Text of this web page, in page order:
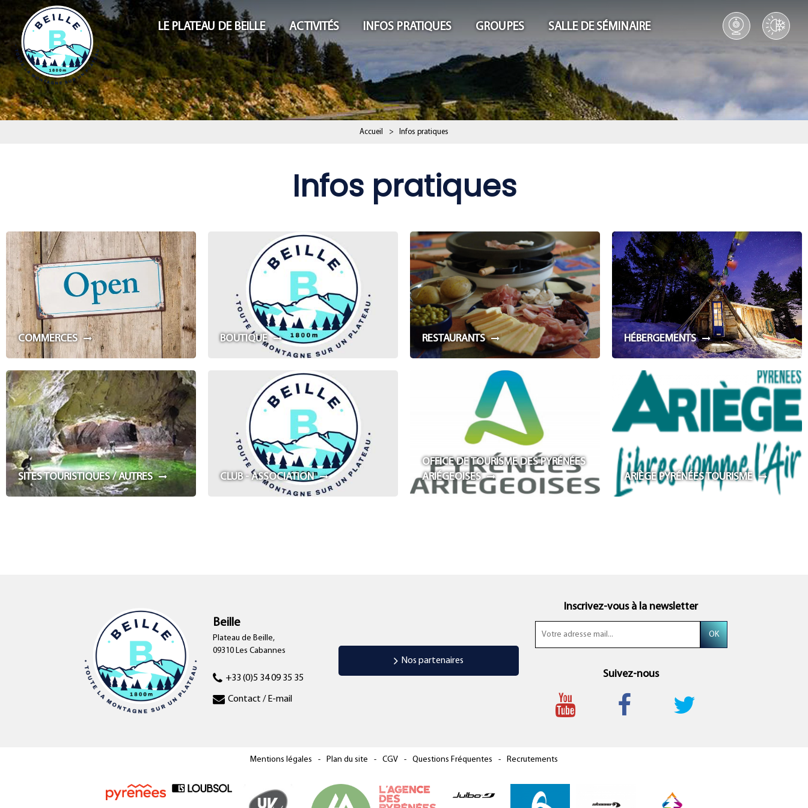
LE PLATEAU DE BEILLE ACTIVITÉS INFOS PRATIQUES GROUPES SALLE DE SÉMINAIRE
Accueil > Infos pratiques
Infos pratiques
COMMERCES BOUTIQUE RESTAURANTS HÉBERGEMENTS
SITES TOURISTIQUES / AUTRES CLUB - ASSOCIATION
OFFICE DE TOURISME DES PYRÉNÉES
ARIÉGEOISES
ARIÈGE PYRÉNÉES TOURISME
Beille
Plateau de Beille,
09310 Les Cabannes
+33 (0)5 34 09 35 35
Contact / E-mail
Nos partenaires
Inscrivez-vous à la newsletter
Suivez-nous
Mentions légales Plan du site CGV Questions Fréquentes Recrutements